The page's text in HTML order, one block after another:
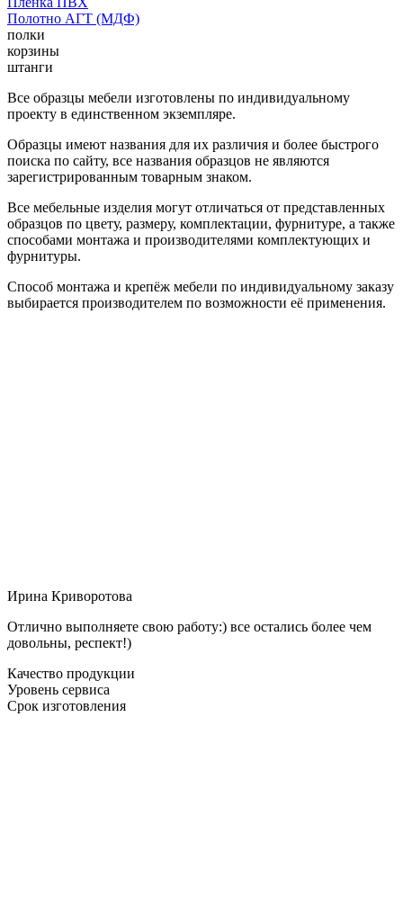
Полотно АГТ (МДФ)
полки
корзины
штанги
Все образцы мебели изготовлены по индивидуальному
проекту в единственном экземпляре.
Образцы имеют названия для их различия и более быстрого
поиска по сайту, все названия образцов не являются
зарегистрированным товарным знаком.
Все мебельные изделия могут отличаться от представленных
образцов по цвету, размеру, комплектации, фурнитуре, а также
способами монтажа и производителями комплектующих и
фурнитуры.
Способ монтажа и крепёж мебели по индивидуальному заказу
выбирается производителем по возможности её применения.
Ирина Криворотова
Отлично выполняете свою работу:) все остались более чем
довольны, респект!)
Качество продукции
Уровень сервиса
Срок изготовления